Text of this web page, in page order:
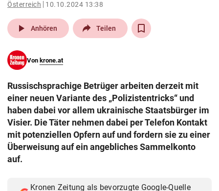
pin_drop
Wien arrow_right
search
eingeben
© Krone Multimedia GmbH & Co KG 2026
Muthgasse 2, 1190 Wien
Österreich 10.10.2024 13:38
play_arrow Anhören Teilen
Von krone.at
Russischsprachige Betrüger arbeiten derzeit mit
einer neuen Variante des „Polizistentricks“ und
haben dabei vor allem ukrainische Staatsbürger im
Visier. Die Täter nehmen dabei per Telefon Kontakt
mit potenziellen Opfern auf und fordern sie zu einer
Überweisung auf ein angebliches Sammelkonto
auf.
Kronen Zeitung als bevorzugte Google-Quelle